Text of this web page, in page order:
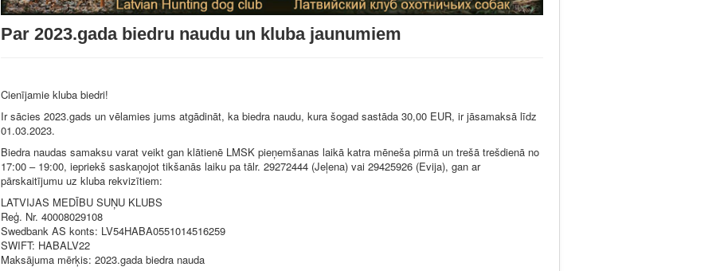
Par 2023.gada biedru naudu un kluba jaunumiem
Cienījamie kluba biedri!
Ir sācies 2023.gads un vēlamies jums atgādināt, ka biedra naudu, kura šogad sastāda 30,00 EUR, ir jāsamaksā līdz
01.03.2023.
Biedra naudas samaksu varat veikt gan klātienē LMSK pieņemšanas laikā katra mēneša pirmā un trešā trešdienā no
17:00 – 19:00, iepriekš saskaņojot tikšanās laiku pa tālr. 29272444 (Jeļena) vai 29425926 (Evija), gan ar
pārskaitījumu uz kluba rekvizītiem:
LATVIJAS MEDĪBU SUŅU KLUBS
Reģ. Nr. 40008029108
Swedbank AS konts: LV54HABA0551014516259
SWIFT: HABALV22
Maksājuma mērķis: 2023.gada biedra nauda